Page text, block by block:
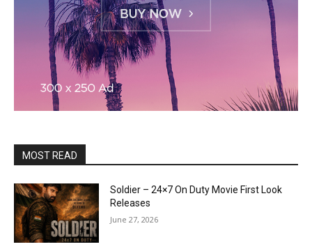
MOST READ
Soldier – 24×7 On Duty Movie First Look
Releases
June 27, 2026